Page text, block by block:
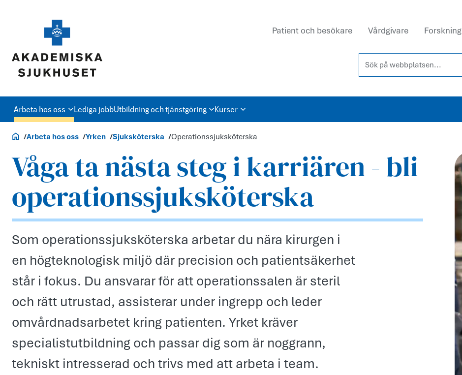
Patient och besökare Vårdgivare Forskning
Sök på webbplatsen...
Arbeta hos oss Lediga jobbUtbildning och tjänstgöring Kurser
Jobb och utbildning
Arbeta hos oss Yrken Sjuksköterska Operationssjuksköterska
Våga ta nästa steg i karriären - bli
operationssjuksköterska
Som operationssjuksköterska arbetar du nära kirurgen i
en högteknologisk miljö där precision och patientsäkerhet
står i fokus. Du ansvarar för att operationssalen är steril
och rätt utrustad, assisterar under ingrepp och leder
omvårdnadsarbetet kring patienten. Yrket kräver
specialistutbildning och passar dig som är noggrann,
tekniskt intresserad och trivs med att arbeta i team.